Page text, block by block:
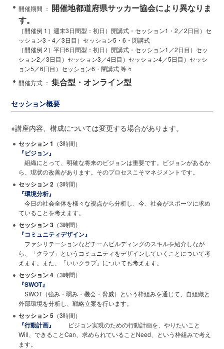
開催期間 ： 開催地都道府県サッカー協会により異なりま
す。
［開催例 1］週末3日間型：初日）開講式・セッション1・2／2日目）セ
ッション3・4／3日目）セッション5・6・閉講式
［開催例 2］平日6日間型：初日）開講式・セッション1／2日目）セッ
ション2／3日目）セッション3／4日目）セッション4／5日目）セッシ
ョン5／6日目）セッション6・閉講式 等々
開催方式 ：集合型・オンライン型
セッション概要
※講座内容、構成については変更する場合があります。
セッション 1 （3時間）
『ビジョン』
組織にとって、明確な将来のビジョンは重要です。ビジョンがあるか
ら、現状の改善があります。そのプロセスこそマネジメントです。
セッション 2 （3時間）
『環境分析』
今日の社会全体を様々な視点から分析し、今、社会がスポーツに求め
ていることを考えます。
セッション 3 （3時間）
『コミュニティデザイン』
ファシリテーションなどチームビルディングのスキルを紹介しなが
ら、「クラブ」というコミュニティをデザインしていくことについて考
えます。また、「いいクラブ」についても考えます。
セッション 4 （3時間）
『SWOT』
SWOT（強み・弱み・機会・脅威）という枠組みを通じて、自組織と
外部環境を分析し、戦略立案を行います。
セッション 5 （3時間）
『行動計画』
ビジョン実現のための行動計画を、やりたいこと
Will、できることCan、求められていることNeed、という枠組みで考え
ます。